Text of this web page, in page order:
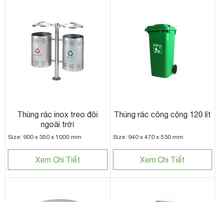
Thùng rác inox treo đôi
ngoài trời
Size: 900 x 350 x 1000 mm
Xem Chi Tiết
Thùng rác công cộng 120 lít
Size: 940 x 470 x 530 mm
Xem Chi Tiết